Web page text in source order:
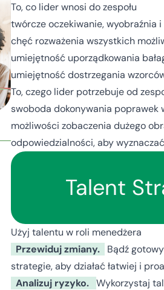
To, co lider wnosi do zespołu
twórcze oczekiwanie, wyobraźnia
chęć rozważenia wszystkich
umiejętność uporządkowania
umiejętność dostrzegania
To, czego lider potrzebuje od
swoboda dokonywania poprawek
możliwości zobaczenia dużego
odpowiedzialności, aby
Talent
Użyj talentu w roli menedżera
Przewiduj zmiany.
Bądź
strategie, aby działać łatwiej i
Analizuj ryzyko. Wykorzystaj